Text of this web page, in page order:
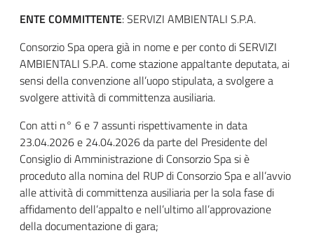
ENTE COMMITTENTE: SERVIZI AMBIENTALI S.P.A.
Consorzio Spa opera già in nome e per conto di SERVIZI
AMBIENTALI S.P.A. come stazione appaltante deputata, ai
sensi della convenzione all’uopo stipulata, a svolgere a
svolgere attività di committenza ausiliaria.
Con atti n° 6 e 7 assunti rispettivamente in data
23.04.2026 e 24.04.2026 da parte del Presidente del
Consiglio di Amministrazione di Consorzio Spa si è
proceduto alla nomina del RUP di Consorzio Spa e all’avvio
alle attività di committenza ausiliaria per la sola fase di
affidamento dell’appalto e nell’ultimo all’approvazione
della documentazione di gara;